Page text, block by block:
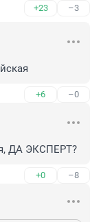
+23 –3
+6 –0
ДА ЭКСПЕРТ?
+0 –8